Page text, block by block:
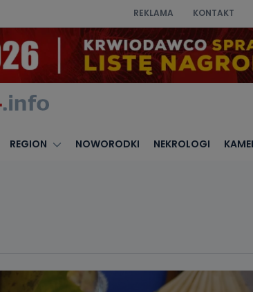
REKLAMA KONTAKT
REGION NOWORODKI NEKROLOGI